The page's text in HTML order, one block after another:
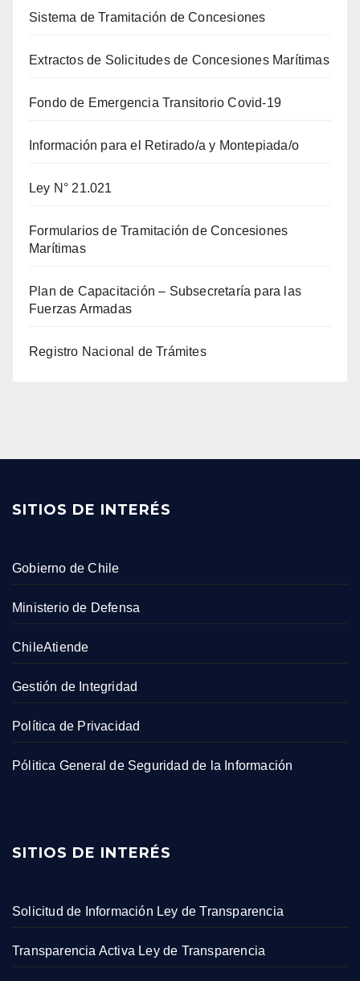
Sistema de Tramitación de Concesiones
Extractos de Solicitudes de Concesiones Marítimas
Fondo de Emergencia Transitorio Covid-19
Información para el Retirado/a y Montepiada/o
Ley N° 21.021
Formularios de Tramitación de Concesiones
Marítimas
Plan de Capacitación – Subsecretaría para las
Fuerzas Armadas
Registro Nacional de Trámites
SITIOS DE INTERÉS
Gobierno de Chile
Ministerio de Defensa
ChileAtiende
Gestión de Integridad
Política de Privacidad
Pólitica General de Seguridad de la Información
SITIOS DE INTERÉS
Solicitud de Información Ley de Transparencia
Transparencia Activa Ley de Transparencia